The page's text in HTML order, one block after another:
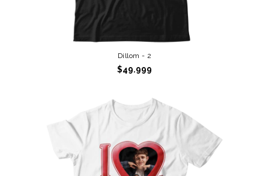
Dillom - 2
$49.999